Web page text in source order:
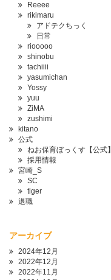
Reeee
rikimaru
アドテクちっく
日常
riooooo
shinobu
tachiiii
yasumichan
Yossy
yuu
ZiMA
zushimi
kitano
公式
ねお保育ぼっくす【公式】
採用情報
宮崎_S
SC
tiger
退職
アーカイブ
2024年12月
2022年12月
2022年11月